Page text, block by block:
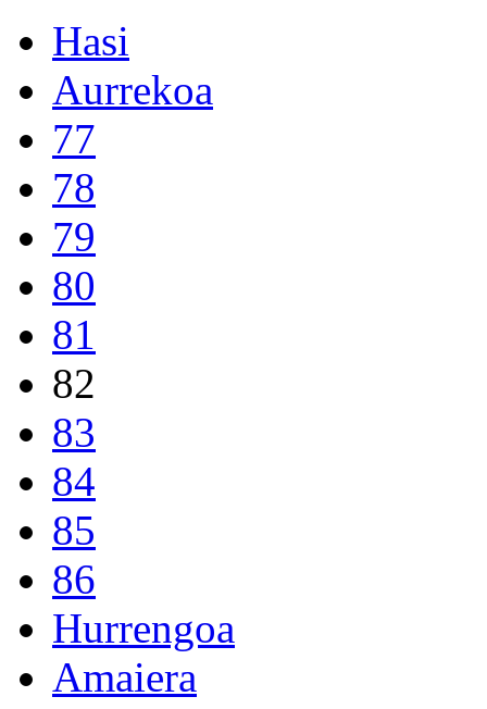
Hasi
Aurrekoa
77
78
79
80
81
82
83
84
85
86
Hurrengoa
Amaiera